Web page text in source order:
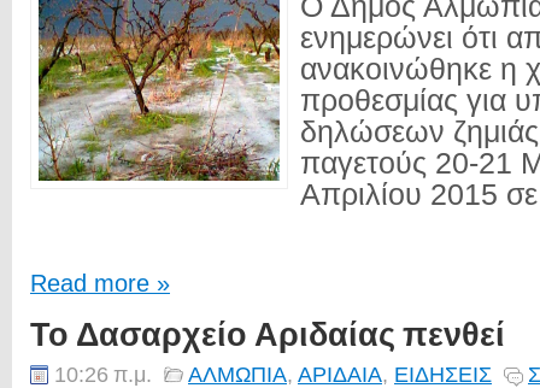
Ο Δήμος
ενημερώνει ότι
ανακοινώθηκε η
προθεσμίας για
δηλώσεων
παγετούς 20-21
Απριλίου 2015
Read more »
Το Δασαρχείο Αριδαίας πενθεί
10:26 π.μ. ΑΛΜΩΠΙΑ, ΑΡΙΔΑΙΑ, ΕΙΔΗΣΕΙΣ